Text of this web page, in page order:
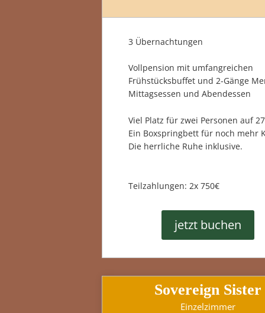
3 Übernachtungen
Vollpension mit umfangreichen
Frühstücksbuffet und 2-Gänge
Mittagsessen und Abendessen
Viel Platz für zwei Personen auf
Ein Boxspringbett für noch mehr
Die herrliche Ruhe inklusive.
Teilzahlungen: 2x 750€
jetzt buchen
Sovereign Sister
Einzelzimmer